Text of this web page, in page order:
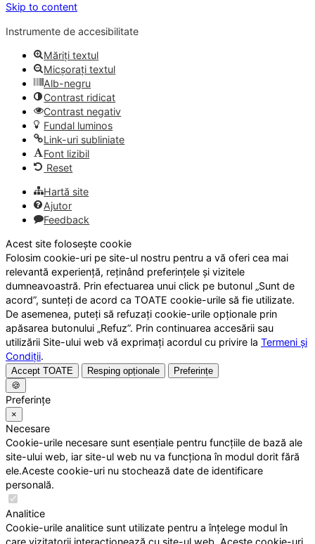
Skip to content
Instrumente de accesibilitate
Măriți textul
Micșorați textul
Alb-negru
Contrast ridicat
Contrast negativ
Fundal luminos
Link-uri subliniate
Font lizibil
Reset
Hartă site
Ajutor
Feedback
Acest site folosește cookie
Folosim cookie-uri pe site-ul nostru pentru a vă oferi cea mai
relevantă experiență, reținând preferințele și vizitele
dumneavoastră. Prin efectuarea unui click pe butonul „Sunt de
acord”, sunteți de acord ca TOATE cookie-urile să fie utilizate.
De asemenea, puteți să refuzați cookie-urile opționale prin
apăsarea butonului „Refuz”. Prin continuarea accesării sau
utilizării Site-ului web vă exprimați acordul cu privire la Termeni și
Condiții.
Accept TOATE Resping opționale
Preferințe
🍪
Preferințe
×
Necesare
Cookie-urile necesare sunt esențiale pentru funcțiile de bază ale
site-ului web, iar site-ul web nu va funcționa în modul dorit fără
ele.Aceste cookie-uri nu stochează date de identificare
personală.
Analitice
Cookie-urile analitice sunt utilizate pentru a înțelege modul în